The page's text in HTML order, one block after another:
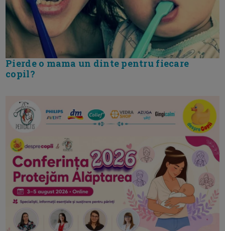
Pierde o mama un dinte pentru fiecare
copil?